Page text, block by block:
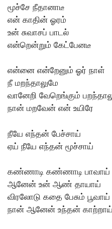
மூச்சே நீதானாடீ
என் காதின் ஓரம்
உன் சுவாசப் பாடல்
என்றென்றும் கேட்பேனடீ
என்னை என்றேனும் ஓர் நாள்
நீ மறந்தாலுமே
வானேறி வேறெங்கும்
நான் மறவேன் என் உயிரே
நீயே எந்தன் பேச்சாய்
ஏய் நீயே எந்தன் மூச்சாய்
கண்ணாடி கண்ணாடி பாவாய்
ஆனேன் உன் ஆண் தாயாய்
விரலோடு கதை பேசும் பூவாய்
நான் ஆனேன் உந்தன் காற்றாய்